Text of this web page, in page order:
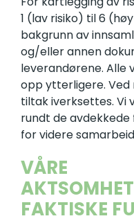
1 (lav risiko) til 6
bakgrunn av
og/eller annen
leverandørene. Alle
opp ytterligere. Ved
tiltak iverksettes. Vi
rundt de
for videre
VÅRE
FAKTISKE